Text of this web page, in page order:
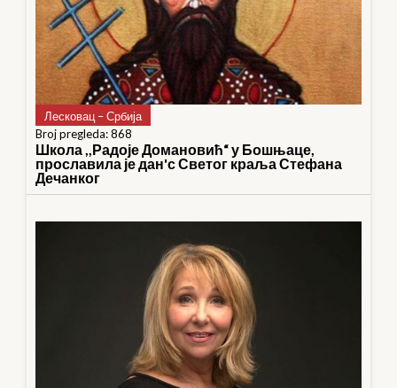
Лесковац – Србија
Broj pregleda: 868
Школа ,,Радоје Домановић“ у Бошњаце,
прославила је дан'с Светог краља Стефана
Дечанког